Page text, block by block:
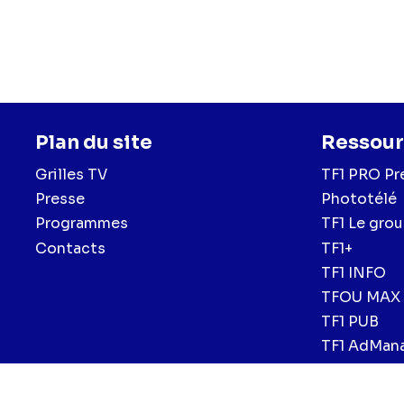
Plan du site
Grilles TV
Presse
Programmes
Contacts
TF1 PRO
Phototélé
TF1 Le
TF1+
TF1 INFO
TFOU MAX
TF1 PUB
TF1